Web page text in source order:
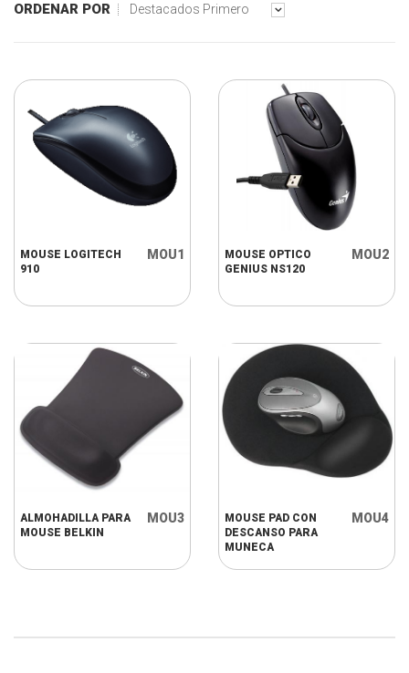
ORDENAR POR Destacados Primero
MOUSE LOGITECH
910
MOU1
MOUSE OPTICO
GENIUS NS120
MOU2
ALMOHADILLA PARA
MOUSE BELKIN
MOU3
MOUSE PAD CON
DESCANSO PARA
MUNECA
MOU4